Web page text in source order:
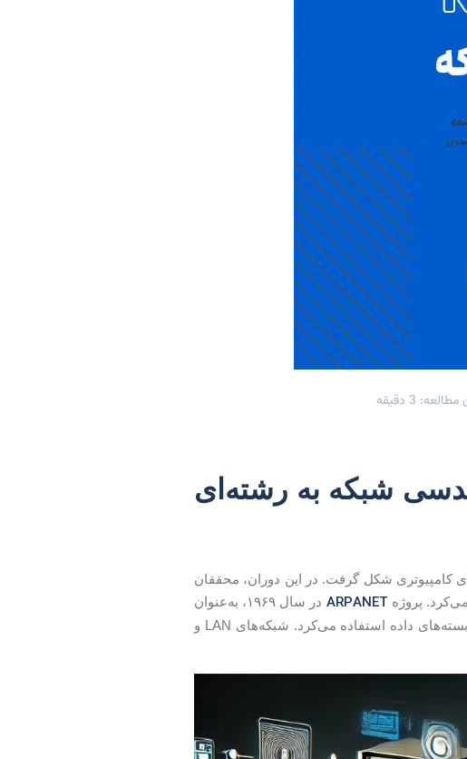
3 دقیقه
شبکه به رشته‌ای
دهه ۱۹۶۰ با ظهور اولین شبکه‌های کامپیوتری شکل گرفت. در این دوران، محققان
پروژه ARPANET
در سال ۱۹۶۹، به‌عنوان
پیش‌ساز اینترنت مدرن شناخته شد و در واقع اولین شبکه‌ای بود که از فناوری بسته‌های داده استفاده می‌کرد. شبکه‌های LAN و